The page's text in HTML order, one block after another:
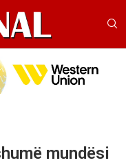
mundësi